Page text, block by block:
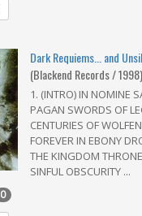
Dark Requiems... and
(Blackend Records / 1998)
1. (INTRO) IN NOMINE
PAGAN SWORDS OF
CENTURIES OF
FOREVER IN EBONY
THE KINGDOM
SINFUL OBSCURITY ...
0